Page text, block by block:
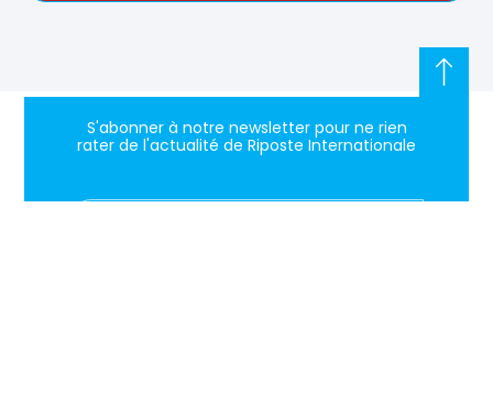
S'abonner à notre newsletter pour ne rien
rater de l'actualité de Riposte Internationale